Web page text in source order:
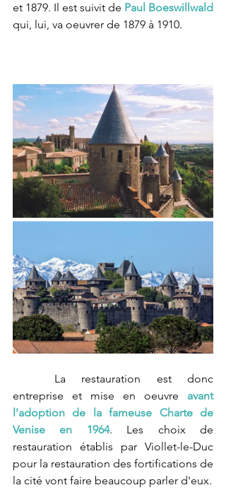
et 1879. Il est suivit de
qui, lui, va oeuvrer de 1879 à 1910.
entreprise et mise en oeuvre avant
l'adoption de la fameuse Charte de
Venise en 1964. Les choix de
restauration établis par Viollet-le-Duc
pour la restauration des fortifications de